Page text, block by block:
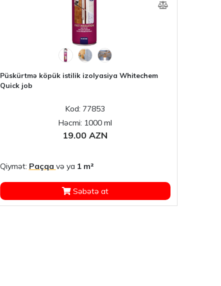
Püskürtmə köpük istilik izolyasiya Whitechem
Quick job
Kod: 77853
Həcmi: 1000 ml
19.00 AZN
Qiymət: Paçqa və ya 1 m²
Səbətə at